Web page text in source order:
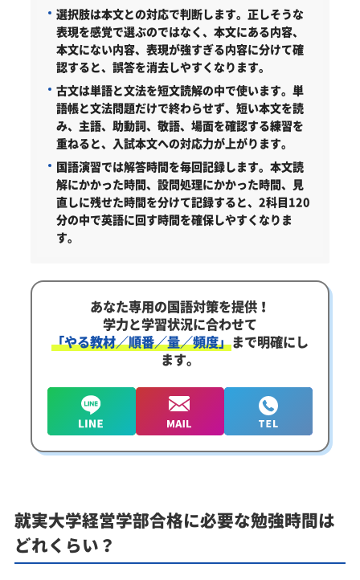
選択肢は本文との対応で判断します。 正しそうな
表現を感覚で選ぶのではなく、本文にある内容、
本文にない内容、表現が強すぎる内容に分けて確
認すると、誤答を消去しやすくなります。
古文は単語と文法を短文読解の中で使います。 単
語帳と文法問題だけで終わらせず、短い本文を読
み、主語、助動詞、敬語、場面を確認する練習を
重ねると、入試本文への対応力が上がります。
国語演習では解答時間を毎回記録します。 本文読
解にかかった時間、設問処理にかかった時間、見
直しに残せた時間を分けて記録すると、2科目120
分の中で英語に回す時間を確保しやすくなりま
す。
あなた専用の国語対策を提供！
学力と学習状況に合わせて
「やる教材／順番／量／頻度」まで明確にし
ます。
就実大学経営学部合格に必要な勉強時間は
どれくらい？